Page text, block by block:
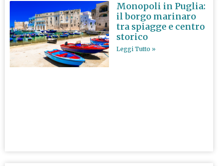
Monopoli in Puglia:
il borgo marinaro
tra spiagge e centro
storico
Leggi Tutto »